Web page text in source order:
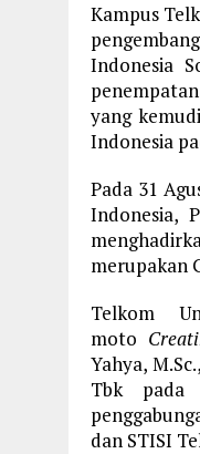
Kampus
Indonesia
yang
Indonesia
Pada 31
Indonesia,
merupakan
Telkom
moto
Yahya,
Tbk pada
dan STISI